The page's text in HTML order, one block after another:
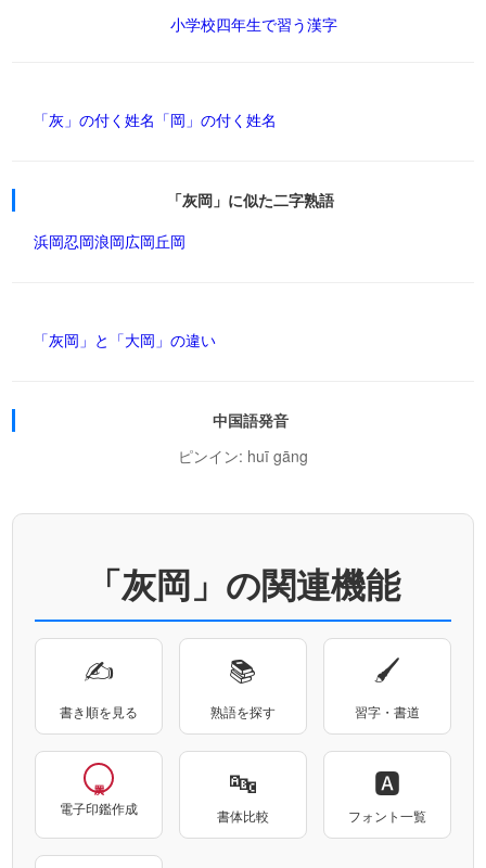
小学校四年生で習う漢字
「灰」の付く姓名 「岡」の付く姓名
「灰岡」に似た二字熟語
浜岡忍岡浪岡広岡丘岡
「灰岡」と「大岡」の違い
中国語発音
ピンイン: huī gāng
「灰岡」の関連機能
✍
書き順を見る
📚
熟語を探す
🖌
習字・書道
電子印鑑作成
🔤
書体比較
🅰
フォント一覧